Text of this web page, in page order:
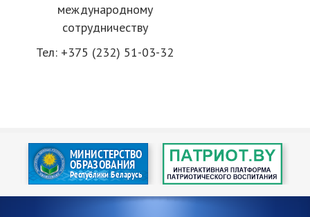
международному
сотрудничеству
Тел: +375 (232) 51-03-32